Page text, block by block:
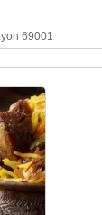
69001